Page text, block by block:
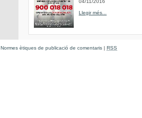
04/11/2016
Llegir més...
Normes ètiques de publicació de comentaris | RSS